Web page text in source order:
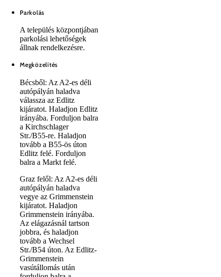
Parkolás
A település központjában
parkolási lehetőségek
állnak rendelkezésre.
Megközelítés
Bécsből: Az A2-es déli
autópályán haladva
válassza az Edlitz
kijáratot. Haladjon Edlitz
irányába. Forduljon balra
a Kirchschlager
Str./B55-re. Haladjon
tovább a B55-ös úton
Edlitz felé. Forduljon
balra a Markt felé.
Graz felől: Az A2-es déli
autópályán haladva
vegye az Grimmenstein
kijáratot. Haladjon
Grimmenstein irányába.
Az elágazásnál tartson
jobbra, és haladjon
tovább a Wechsel
Str./B54 úton. Az Edlitz-
Grimmenstein
vasútállomás után